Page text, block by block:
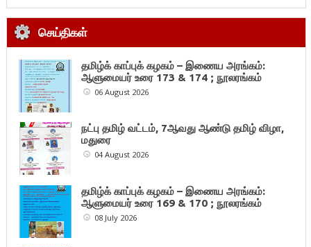
செய்திகள்
தமிழ்க் காப்புக் கழகம் – இணைய அரங்கம்:
ஆளுமையர் உரை 173 & 174 ; நூலரங்கம்
06 August 2026
நட்பு தமிழ் வட்டம், 7ஆவது ஆண்டு தமிழ் விழா,
மதுரை
04 August 2026
தமிழ்க் காப்புக் கழகம் – இணைய அரங்கம்:
ஆளுமையர் உரை 169 & 170 ; நூலரங்கம்
08 July 2026